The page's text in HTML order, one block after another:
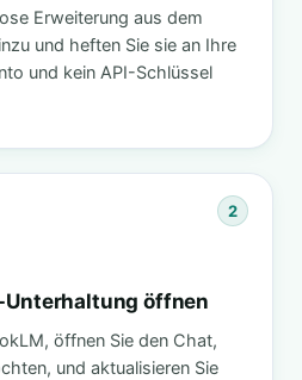
Erweiterung aus dem
und heften Sie sie an Ihre
und kein API-Schlüssel
2
Unterhaltung öffnen
öffnen Sie den Chat,
und aktualisieren Sie